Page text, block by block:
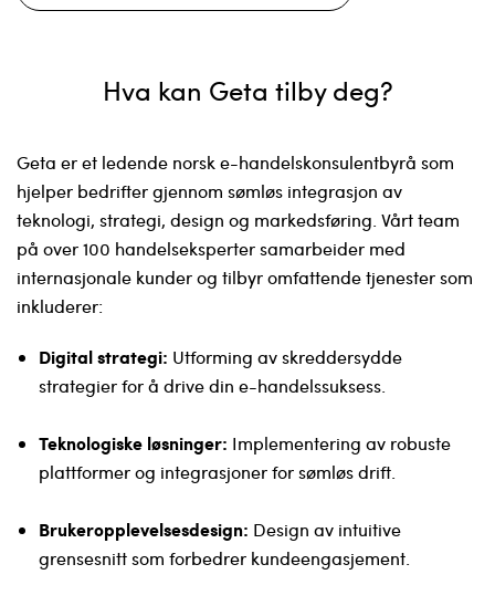
Hva kan Geta tilby deg?
Geta er et ledende norsk e-handelskonsulentbyrå som
hjelper bedrifter gjennom sømløs integrasjon av
teknologi, strategi, design og markedsføring. Vårt team
på over 100 handelseksperter samarbeider med
internasjonale kunder og tilbyr omfattende tjenester som
inkluderer:
Digital strategi: Utforming av skreddersydde
strategier for å drive din e-handelssuksess.
Teknologiske løsninger: Implementering av robuste
plattformer og integrasjoner for sømløs drift.
Brukeropplevelsesdesign: Design av intuitive
grensesnitt som forbedrer kundeengasjement.